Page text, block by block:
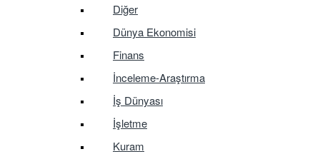
Diğer
Dünya Ekonomisi
Finans
İnceleme-Araştırma
İş Dünyası
İşletme
Kuram